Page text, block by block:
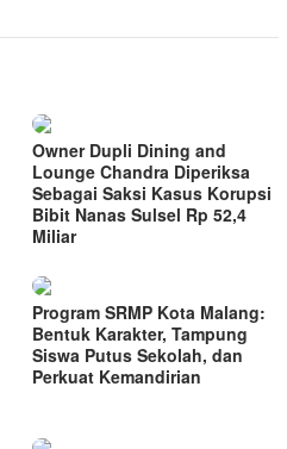
Owner Dupli Dining and
Lounge Chandra Diperiksa
Sebagai Saksi Kasus Korupsi
Bibit Nanas Sulsel Rp 52,4
Miliar
Program SRMP Kota Malang:
Bentuk Karakter, Tampung
Siswa Putus Sekolah, dan
Perkuat Kemandirian